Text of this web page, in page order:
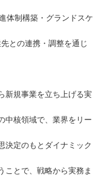
体制構築・グランドスケ
との連携・調整を通じ
新規事業を立ち上げる実
中核領域で、業界をリー
決定のもとダイナミック
ことで、戦略から実務ま